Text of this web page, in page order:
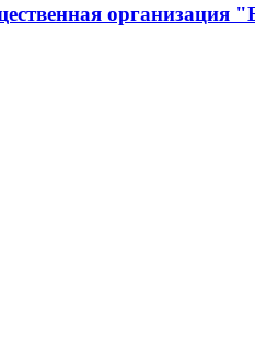
организация